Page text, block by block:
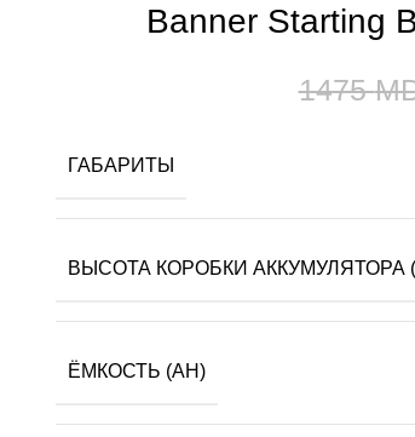
Banner Starting
1475
ГАБАРИТЫ
ВЫСОТА КОРОБКИ АККУМУЛЯТОРА
ЁМКОСТЬ (AH)